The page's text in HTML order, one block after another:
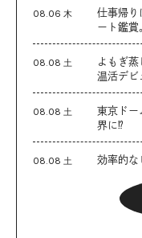
08.06 木
仕事帰り
ート鑑賞。
08.08 土
よもぎ
温活デビ
08.08 土
東京ドー
界に⁉︎
08.08 土 効率的な